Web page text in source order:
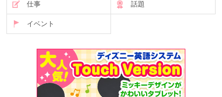
仕事 話題
イベント